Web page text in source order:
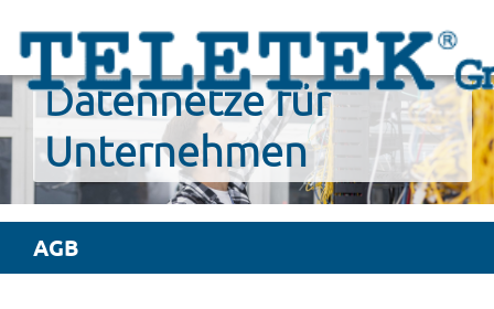
Datennetze für
Unternehmen
AGB